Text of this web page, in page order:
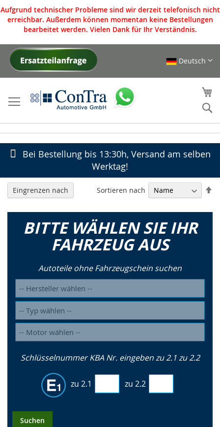
Aufgrund technischer Probleme sind wir derzeit telefonisch nicht
erreichbar. Außerdem können momentan keine Bestellungen
bearbeitet werden. Vielen Dank für Ihr Verständnis.
Direkt
Deutsch
Bei Bestellung bis 13:30h, Versand am selben
Werktag!
BITTE WÄHLEN SIE IHR
FAHRZEUG AUS
Autoteile ohne Fahrzeugschein suchen
Schlüsselnummer KBA Nr. eingeben zu 2.1 zu 2.2
zu 2.1 zu 2.2
Suchen
Sortieren nach
Eingrenzen nach